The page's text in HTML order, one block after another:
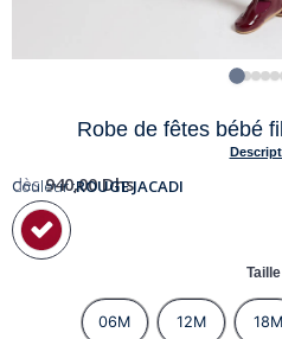
Robe de fêtes bébé
dès 940,00Dhs
Couleur :ROUGE JACADI
Taille
06M 12M 18M